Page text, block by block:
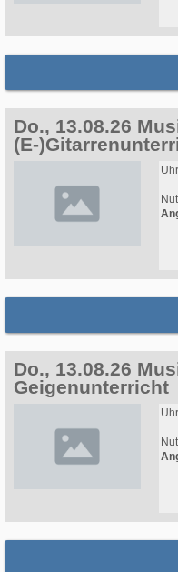
Do., 13.08.26
(E-
Do., 13.08.26
Geigenunterricht